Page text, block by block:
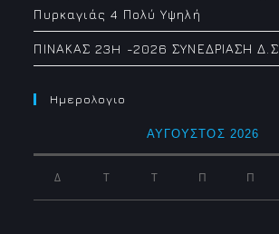
Πυρκαγιάς 4 Πολύ Υψηλή
ΠΙΝΑΚΑΣ 23H -2026 ΣΥΝΕΔΡΙΑΣΗ Δ.Σ
Ημερολογιο
ΑΎΓΟΥΣΤΟΣ 2026
Δ Τ Τ Π Π